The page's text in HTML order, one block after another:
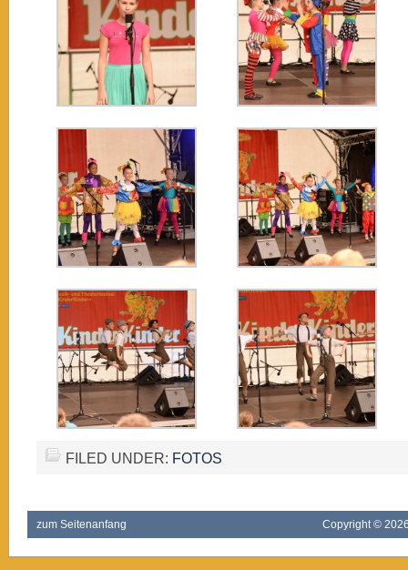
FILED UNDER: FOTOS
Copyright ©
zum Seitenanfang